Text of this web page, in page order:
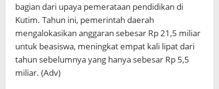
bagian dari upaya pemerataan pendidikan di
Kutim. Tahun ini, pemerintah daerah
mengalokasikan anggaran sebesar Rp 21,5 miliar
untuk beasiswa, meningkat empat kali lipat dari
tahun sebelumnya yang hanya sebesar Rp 5,5
miliar. (Adv)